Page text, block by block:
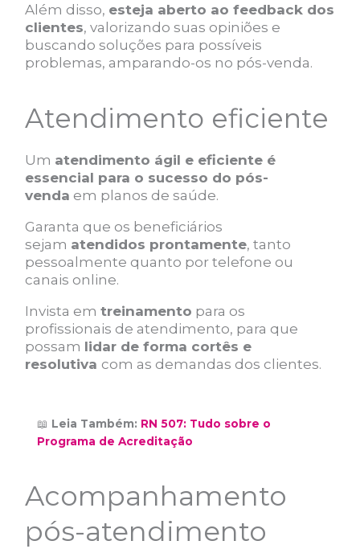
Além disso, esteja aberto ao feedback dos
clientes, valorizando suas opiniões e
buscando soluções para possíveis
problemas, amparando-os no pós-venda.
Atendimento eficiente
Um atendimento ágil e eficiente é
essencial para o sucesso do pós-
venda em planos de saúde.
Garanta que os beneficiários
sejam atendidos prontamente, tanto
pessoalmente quanto por telefone ou
canais online.
Invista emtreinamento para os
profissionais de atendimento, para que
possam lidar de forma cortês e
resolutiva com as demandas dos clientes.
📖 Leia Também: RN 507: Tudo sobre o
Programa de Acreditação
Acompanhamento
pós-atendimento